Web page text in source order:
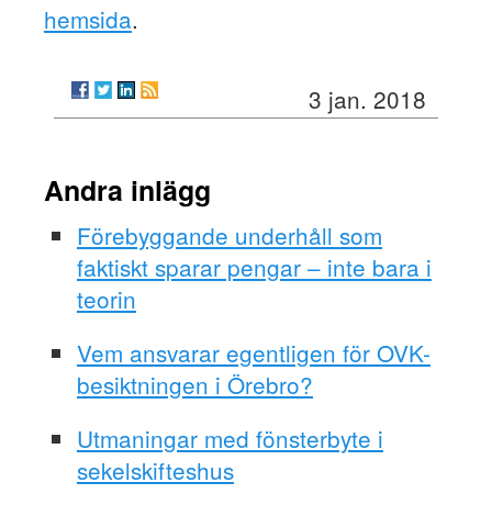
hemsida.
3 jan. 2018
Andra inlägg
Förebyggande underhåll som
faktiskt sparar pengar – inte bara i
teorin
Vem ansvarar egentligen för OVK-
besiktningen i Örebro?
Utmaningar med fönsterbyte i
sekelskifteshus